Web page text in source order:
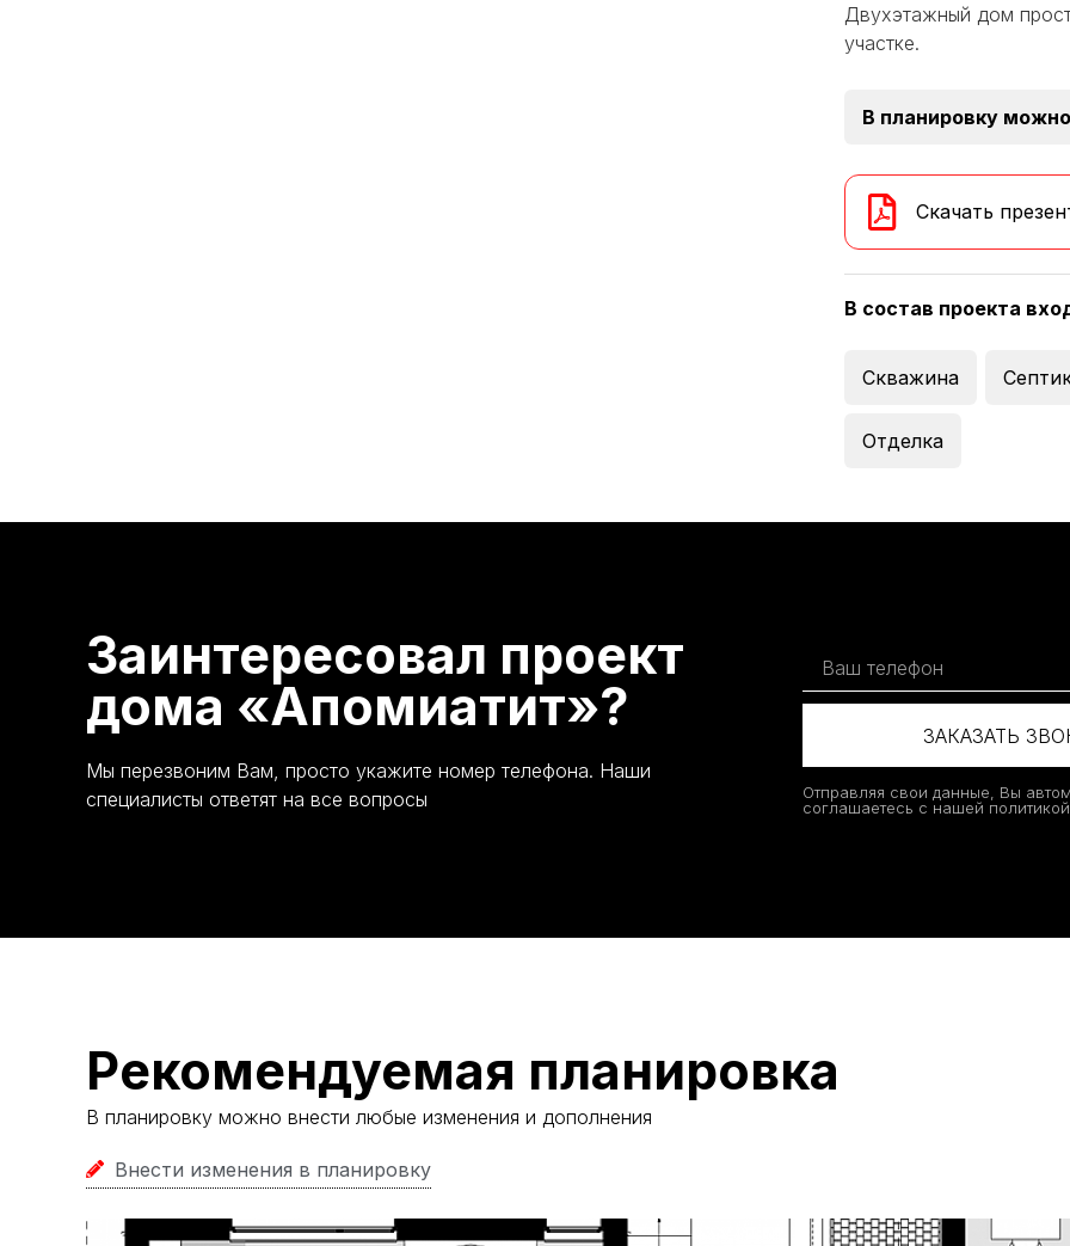
Двухэтажный дом
участке.
В планировку
Скачать
В состав проекта
Скважина
Отделка
Заинтересовал проект
дома «Апомиатит»?
Мы перезвоним Вам, просто укажите номер телефона. Наши
специалисты ответят на все вопросы
ЗАКАЗАТЬ
Отправляя свои данные, Вы
соглашаетесь с нашей
Рекомендуемая планировка
В планировку можно внести любые изменения и дополнения
Внести изменения в планировку